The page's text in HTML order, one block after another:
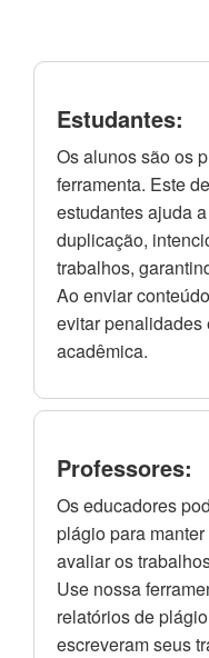
Estudantes:
Os alunos são os
ferramenta. Este
estudantes ajuda
duplicação,
trabalhos,
Ao enviar
evitar penalidades
acadêmica.
Professores:
Os educadores
plágio para
avaliar os
Use nossa
relatórios de
escreveram seus